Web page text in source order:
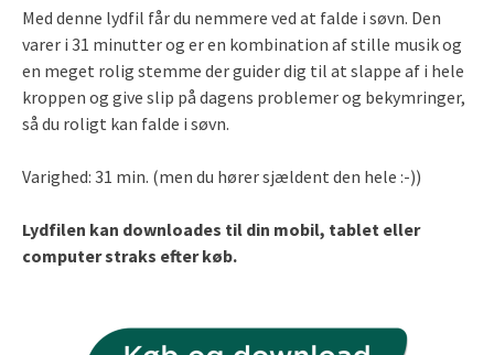
Med denne lydfil får du nemmere ved at falde i søvn. Den
varer i 31 minutter og er en kombination af stille musik og
en meget rolig stemme der guider dig til at slappe af i hele
kroppen og give slip på dagens problemer og bekymringer,
så du roligt kan falde i søvn.
Varighed: 31 min. (men du hører sjældent den hele :-))
Lydfilen kan downloades til din mobil, tablet eller
computer straks efter køb.